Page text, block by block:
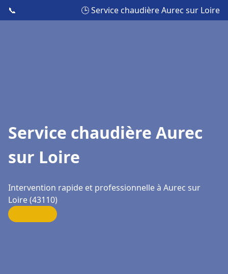
📞 🕒 Service chaudière Aurec sur Loire
Service chaudière Aurec
sur Loire
Intervention rapide et professionnelle à Aurec sur
Loire (43110)